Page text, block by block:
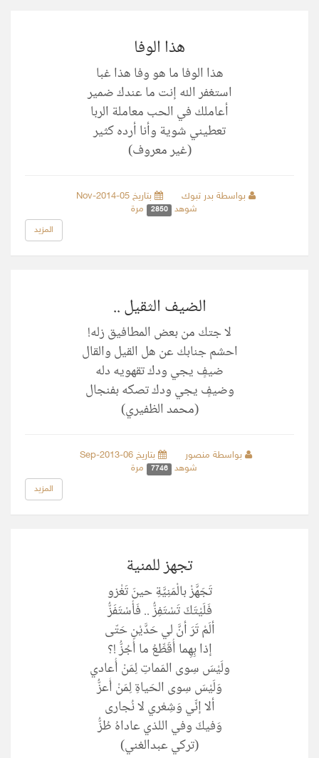
هذا الوفا
هذا الوفا ما هو وفا هذا غبا
استغفر الله إنت ما عندك ضمير
أعاملك في الحب معاملة الربا
تعطيني شوية وأنا أرده كثير
(غير معروف)
بواسطة بدر تبوك
بتاريخ 05-Nov-2014
شوهد
2850 مرة
المزيد
الضيف الثقيل ..
لا جتك من بعض المطافيق زله!
احشم جنابك عن هل القيل والقال
ضيفٍ يجي ودك تقهويه دله
وضيفٍ يجي ودك تصكه بفنجال
(محمد الظفيري)
بواسطة منصور
بتاريخ 06-Sep-2013
شوهد
7746 مرة
المزيد
تجهز للمنية
تَجَهَّزْ بالْمَنِيَّةِ حينَ تَغْزو
فَلَيْتَكَ تَسْتَفِزُّ .. فَأُسْتَفَزُّ
ألَمْ تَرَ أنَّ لي حَدَّيْنِ حَتّى
إذا بِهِما أُقَطِّعُ ما أَجُزُّ !؟
ولَيْسَ سِوى المَماتِ لِمَنْ أُعادي
وَلَيْسَ سِوى الحَياةِ لِمَنْ أَعزُّ
ألا إنِّي وَشِعْري لا نُجارى
وَفيكَ وفي اللذي عاداهُ طُزُّ
(تركي عبدالغني)